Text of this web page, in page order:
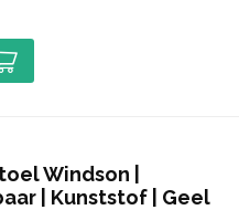
Windson |
| Kunststof | Geel